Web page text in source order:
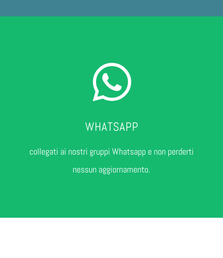
WHATSAPP
collegati ai nostri gruppi Whatsapp e non perderti
nessun aggiornamento.